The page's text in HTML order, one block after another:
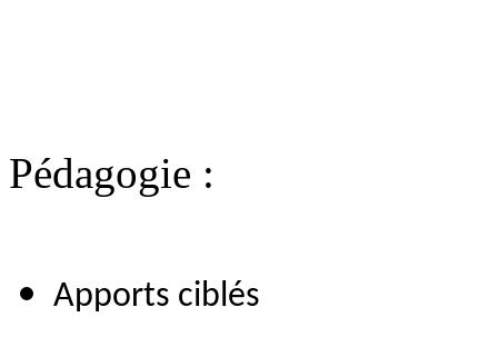
Pédagogie :
Apports ciblés